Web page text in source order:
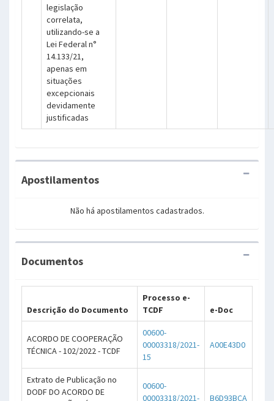
legislação
correlata,
utilizando-se a
Lei Federal n°
14.133/21,
apenas em
situações
excepcionais
devidamente
justificadas
Apostilamentos
Não há apostilamentos cadastrados.
Documentos
Descrição do Documento
Processo e-
TCDF
e-Doc
ACORDO DE COOPERAÇÃO
TÉCNICA - 102/2022 - TCDF
00600-
00003318/2021-
15
A00E43D0
Extrato de Publicação no
DODF DO ACORDO DE
00600-
00003318/2021-
B6D93BCA